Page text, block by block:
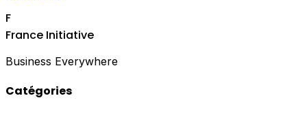
F
France Initiative
Business Everywhere
Catégories